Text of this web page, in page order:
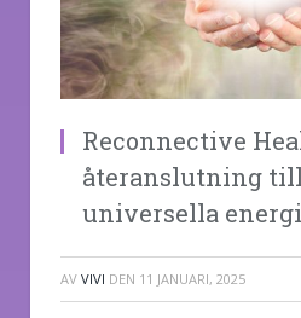
Reconnective
återanslutning till
universella
AV VIVI DEN 11 JANUARI, 2025